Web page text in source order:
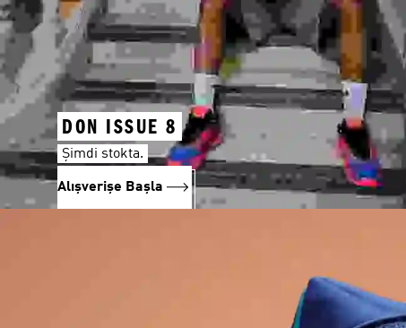
DON ISSUE 8
Şimdi stokta.
Alışverişe Başla